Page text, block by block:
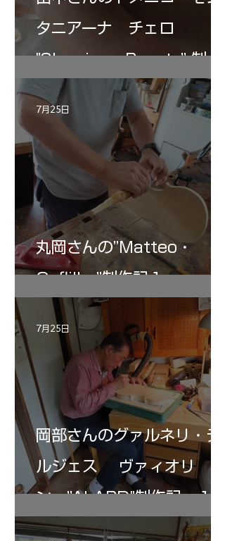
タニアーナ チェロ
"Sleeping・Beauty” 制作
記 30
丸岡さんの”Matteo・
Gofliller”制作記１
7月25日
岡部さんのグァルネリ・デ
ルジェス ヴァィオリ
ン ”ALARD"制作記 １2
7月25日